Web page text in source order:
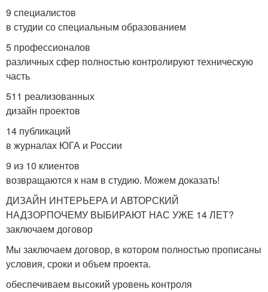
9 специалистов
в студии со специальным образованием
5 профессионалов
различных сфер полностью контролируют техническую
часть
511 реализованных
дизайн проектов
14 публикаций
в журналах ЮГА и России
9 из 10 клиентов
возвращаются к нам в студию. Можем доказать!
ДИЗАЙН ИНТЕРЬЕРА И АВТОРСКИЙ
НАДЗОРПОЧЕМУ ВЫБИРАЮТ НАС УЖЕ 14 ЛЕТ?
заключаем договор
Мы заключаем договор, в котором полностью прописаны
условия, сроки и объем проекта.
обеспечиваем высокий уровень контроля